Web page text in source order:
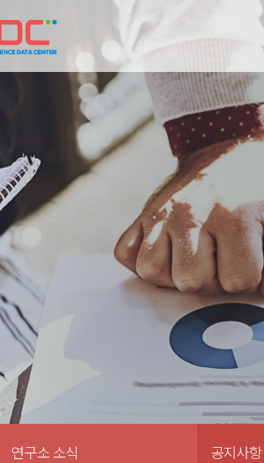
연구소 소식 공지사항